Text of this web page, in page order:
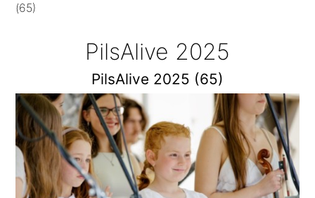
(65)
PilsAlive 2025
PilsAlive 2025 (65)